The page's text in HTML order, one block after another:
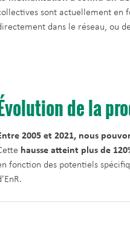
sont actuellement en
dans le réseau, ou
de la
2005 et 2021, nous
hausse atteint plus de
fonction des potentiels